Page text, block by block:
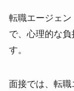
転職エージェン
で、心理的な
す。
面接では、転